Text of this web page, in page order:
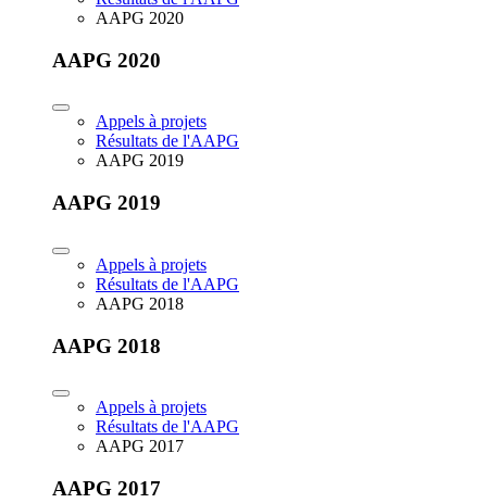
AAPG 2020
AAPG 2020
Appels à projets
Résultats de l'AAPG
AAPG 2019
AAPG 2019
Appels à projets
Résultats de l'AAPG
AAPG 2018
AAPG 2018
Appels à projets
Résultats de l'AAPG
AAPG 2017
AAPG 2017